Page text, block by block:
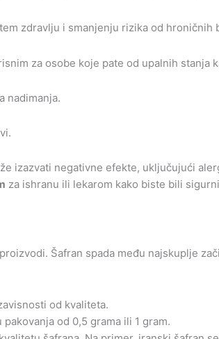
zdravlju i smanjenju rizika od hroničnih
za osobe koje pate od upalnih stanja
nadimanja.
izazvati negativne efekte, uključujući
za ishranu ili lekarom kako biste bili
Šafran spada među najskuplje
od kvaliteta.
od 0,5 grama ili 1 gram.